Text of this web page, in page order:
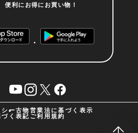
便利にお得にお買い物！
YouTubeinstagram
X facebook
ー古物営業法に基づく表示
く表記 ご利用規約